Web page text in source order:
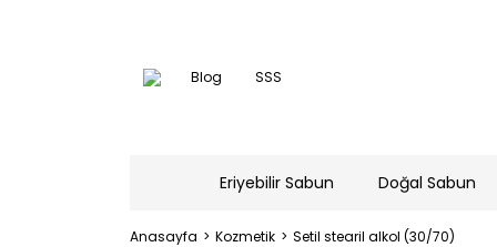
Blog SSS
Eriyebilir Sabun Doğal Sabun
Anasayfa Kozmetik Setil stearil alkol (30/70)